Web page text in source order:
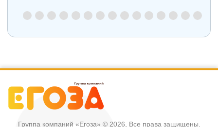
Группа компаний «Егоза» © 2026, Все права защищены.